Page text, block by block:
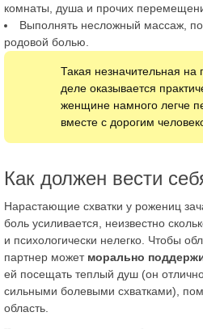
комнаты, душа и прочих
Выполнять несложный массаж,
родовой болью.
Такая незначительная
деле оказывается
женщине намного легче
вместе с дорогим
Как должен вести
Нарастающие схватки у рожениц
боль усиливается, неизвестно
и психологически нелегко. Чтобы
партнер может морально
ей посещать теплый душ (он
сильными болевыми схватками),
область.